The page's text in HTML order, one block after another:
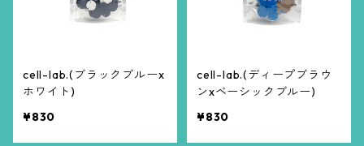
cell-lab.(ブラックブルーx
ホワイト)
¥830
cell-lab.(ディープブラウ
ンxベーシックブルー)
¥830